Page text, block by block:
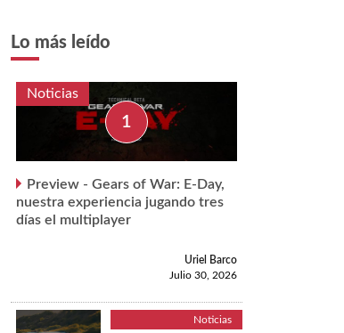
Lo más leído
Noticias
Preview - Gears of War: E-Day,
nuestra experiencia jugando tres
días el multiplayer
Uriel Barco
Julio 30, 2026
Noticias